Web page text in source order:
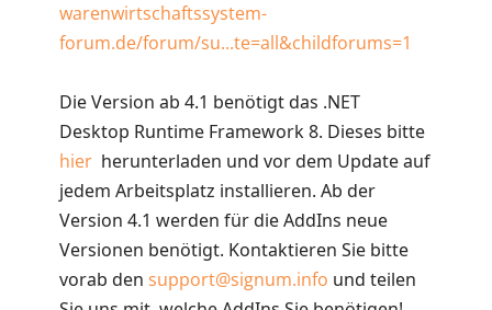
warenwirtschaftssystem-
forum.de/forum/su...te=all&childforums=1
Die Version ab 4.1 benötigt das .NET
Desktop Runtime Framework 8. Dieses bitte
hier herunterladen und vor dem Update auf
jedem Arbeitsplatz installieren. Ab der
Version 4.1 werden für die AddIns neue
Versionen benötigt. Kontaktieren Sie bitte
vorab den support@signum.info und teilen